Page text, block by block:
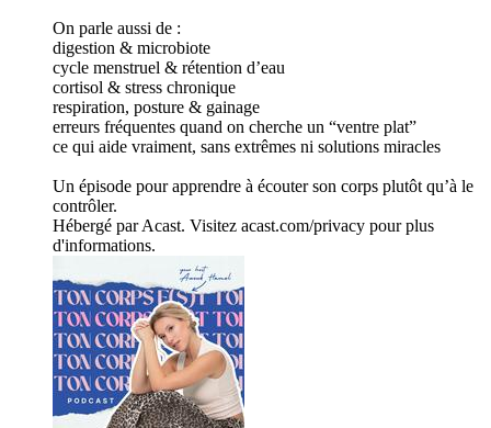
On parle aussi de :
digestion & microbiote
cycle menstruel & rétention d’eau
cortisol & stress chronique
respiration, posture & gainage
erreurs fréquentes quand on cherche un “ventre plat”
ce qui aide vraiment, sans extrêmes ni solutions miracles
Un épisode pour apprendre à écouter son corps plutôt qu’à le
contrôler.
Hébergé par Acast. Visitez acast.com/privacy pour plus
d'informations.